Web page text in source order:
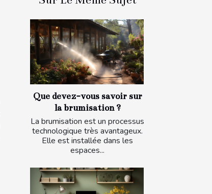
Que devez-vous savoir sur
la brumisation ?
La brumisation est un processus
technologique très avantageux.
Elle est installée dans les
espaces...